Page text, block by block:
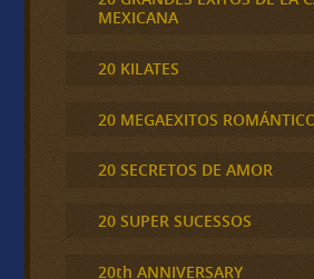
MEXICANA
20 KILATES
20 MEGAEXITOS
20 SECRETOS DE AMOR
20 SUPER SUCESSOS
20th ANNIVERSARY